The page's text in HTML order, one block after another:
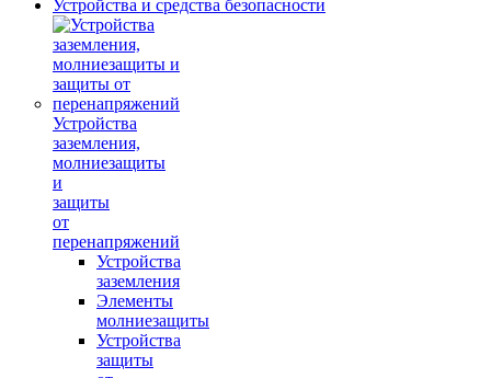
Устройства и средства безопасности
Устройства
заземления,
молниезащиты
и
защиты
от
перенапряжений
Устройства
заземления
Элементы
молниезащиты
Устройства
защиты